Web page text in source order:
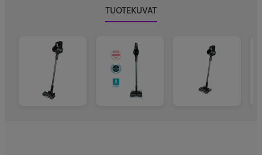
TUOTEKUVAT